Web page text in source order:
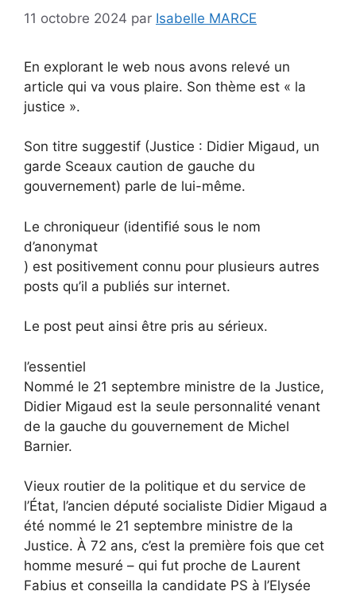
11 octobre 2024 par Isabelle MARCE
En explorant le web nous avons relevé un
article qui va vous plaire. Son thème est « la
justice ».
Son titre suggestif (Justice : Didier Migaud, un
garde Sceaux caution de gauche du
gouvernement) parle de lui-même.
Le chroniqueur (identifié sous le nom
d’anonymat
) est positivement connu pour plusieurs autres
posts qu’il a publiés sur internet.
Le post peut ainsi être pris au sérieux.
l’essentiel
Nommé le 21 septembre ministre de la Justice,
Didier Migaud est la seule personnalité venant
de la gauche du gouvernement de Michel
Barnier.
Vieux routier de la politique et du service de
l’État, l’ancien député socialiste Didier Migaud a
été nommé le 21 septembre ministre de la
Justice. À 72 ans, c’est la première fois que cet
homme mesuré – qui fut proche de Laurent
Fabius et conseilla la candidate PS à l’Elysée